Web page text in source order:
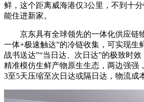
鲜，这个距离威海港仅3公里，不到十
能住进新家。
京东具有全球领先的一体化供应链
一体+极速触达”的冷链收集，可实现生
战书送达”“当日达、次日达”的极致时
精准模仿生鲜产物原生生态，两边强强
3至5天压缩至次日达或隔日达，物流成